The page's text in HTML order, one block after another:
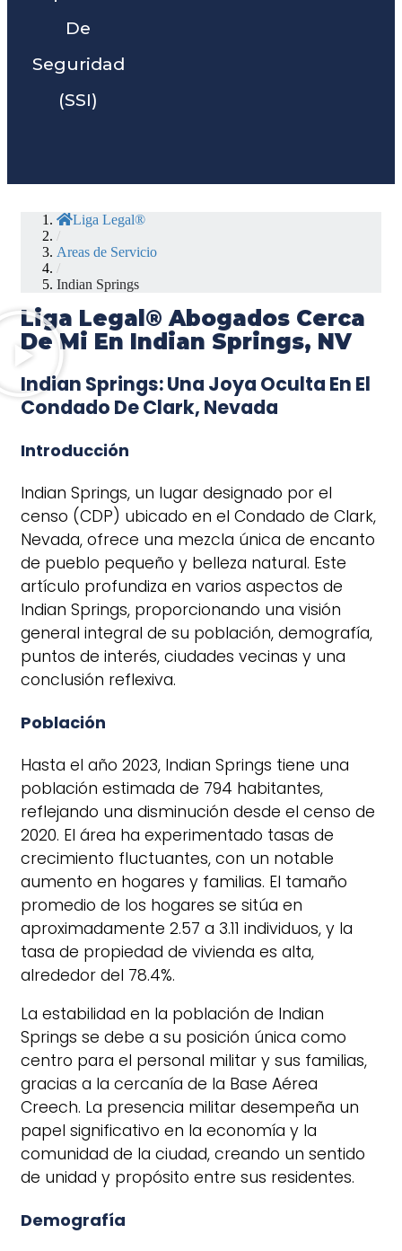
De
Seguridad
(SSI)
Liga Legal®
/
Areas de Servicio
/
Indian Springs
Liga Legal® Abogados Cerca
De Mi En Indian Springs, NV
Indian Springs: Una Joya Oculta En El
Condado De Clark, Nevada
Introducción
Indian Springs, un lugar designado por el
censo (CDP) ubicado en el Condado de Clark,
Nevada, ofrece una mezcla única de encanto
de pueblo pequeño y belleza natural. Este
artículo profundiza en varios aspectos de
Indian Springs, proporcionando una visión
general integral de su población, demografía,
puntos de interés, ciudades vecinas y una
conclusión reflexiva.
Población
Hasta el año 2023, Indian Springs tiene una
población estimada de 794 habitantes,
reflejando una disminución desde el censo de
2020. El área ha experimentado tasas de
crecimiento fluctuantes, con un notable
aumento en hogares y familias. El tamaño
promedio de los hogares se sitúa en
aproximadamente 2.57 a 3.11 individuos, y la
tasa de propiedad de vivienda es alta,
alrededor del 78.4%.
La estabilidad en la población de Indian
Springs se debe a su posición única como
centro para el personal militar y sus familias,
gracias a la cercanía de la Base Aérea
Creech. La presencia militar desempeña un
papel significativo en la economía y la
comunidad de la ciudad, creando un sentido
de unidad y propósito entre sus residentes.
Demografía